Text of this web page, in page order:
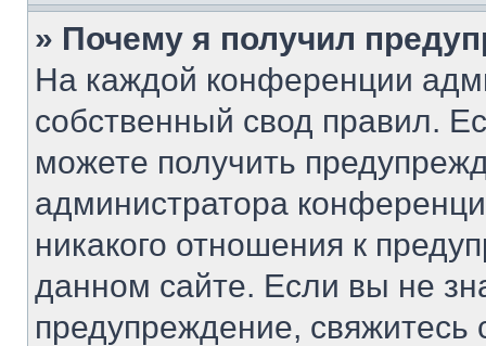
» Почему я получил
На каждой конференции
собственный свод правил.
можете получить
администратора
никакого отношения к
данном сайте. Если вы не
предупреждение,